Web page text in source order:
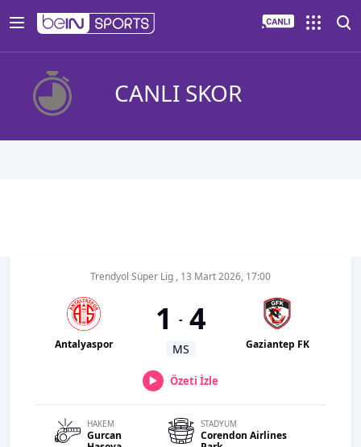
CANLI SKOR
Trendyol Süper Lig , 13 Mart 2026, 17:00
Antalyaspor
1 - 4
MS
Özeti İzle
Gaziantep FK
HAKEM
Gurcan
STADYUM
Corendon Airlines